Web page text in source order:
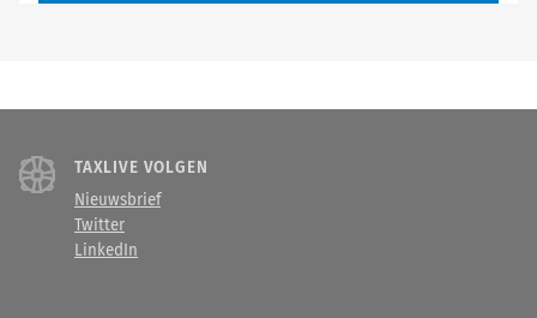
TAXLIVE VOLGEN
Nieuwsbrief
Twitter
LinkedIn